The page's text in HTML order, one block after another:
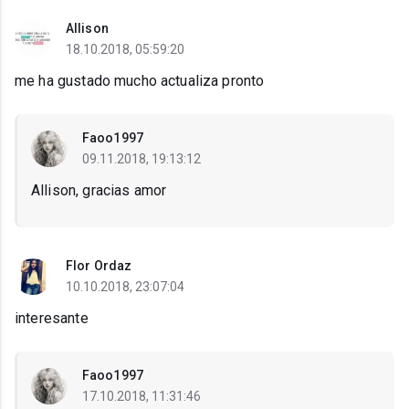
Allison
18.10.2018, 05:59:20
me ha gustado mucho actualiza pronto
Faoo1997
09.11.2018, 19:13:12
Allison, gracias amor
Flor Ordaz
10.10.2018, 23:07:04
interesante
Faoo1997
17.10.2018, 11:31:46